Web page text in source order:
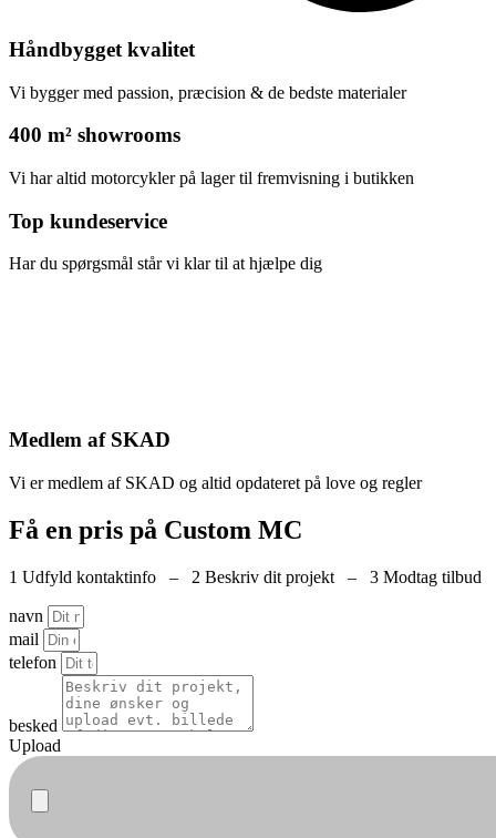
Håndbygget kvalitet
Vi bygger med passion, præcision & de bedste materialer
400 m² showrooms
Vi har altid motorcykler på lager til fremvisning i butikken
Top kundeservice
Har du spørgsmål står vi klar til at hjælpe dig
Medlem af SKAD
Vi er medlem af SKAD og altid opdateret på love og regler
Få en pris på Custom MC
1 Udfyld kontaktinfo – 2 Beskriv dit projekt – 3 Modtag tilbud
navn
mail
telefon
besked
Upload